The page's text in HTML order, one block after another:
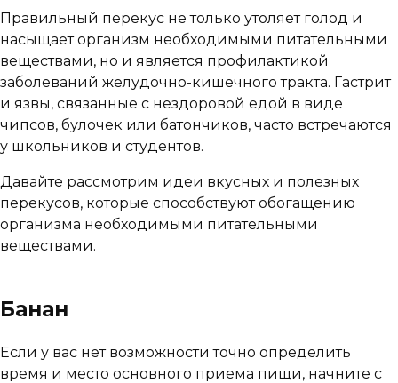
Правильный перекус не только утоляет голод и
насыщает организм необходимыми питательными
веществами, но и является профилактикой
заболеваний желудочно-кишечного тракта. Гастрит
и язвы, связанные с нездоровой едой в виде
чипсов, булочек или батончиков, часто встречаются
у школьников и студентов.
Давайте рассмотрим идеи вкусных и полезных
перекусов, которые способствуют обогащению
организма необходимыми питательными
веществами.
Банан
Если у вас нет возможности точно определить
время и место основного приема пищи, начните с